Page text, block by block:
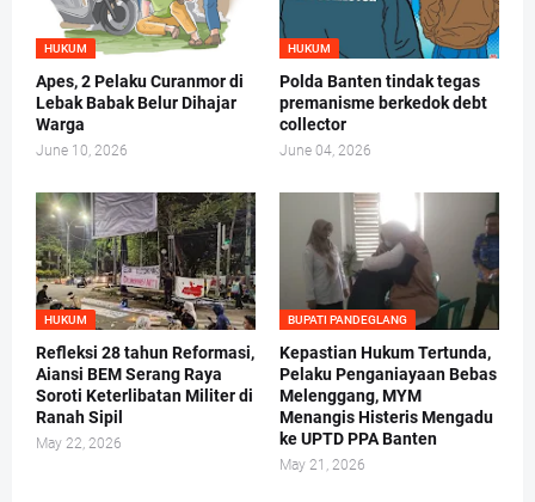
HUKUM
Apes, 2 Pelaku Curanmor di
Lebak Babak Belur Dihajar
Warga
June 10, 2026
HUKUM
Polda Banten tindak tegas
premanisme berkedok debt
collector
June 04, 2026
HUKUM
Refleksi 28 tahun Reformasi,
Aiansi BEM Serang Raya
Soroti Keterlibatan Militer di
Ranah Sipil
May 22, 2026
BUPATI PANDEGLANG
Kepastian Hukum Tertunda,
Pelaku Penganiayaan Bebas
Melenggang, MYM
Menangis Histeris Mengadu
ke UPTD PPA Banten
May 21, 2026